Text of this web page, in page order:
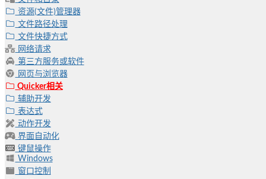
资源(文件)管理器
文件路径处理
文件快捷方式
网络请求
第三方服务或软件
网页与浏览器
Quicker相关
辅助开发
表达式
动作开发
界面自动化
键鼠操作
Windows
窗口控制